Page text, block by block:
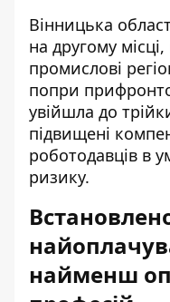
Вінницька
на другому
промислові
попри
увійшла до
підвищені
роботодавців в
ризику.
найменш